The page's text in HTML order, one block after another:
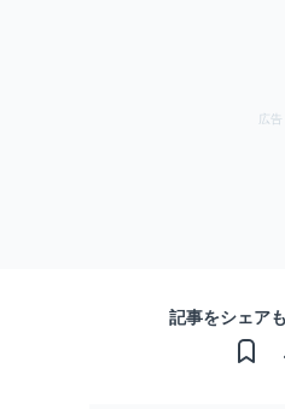
記事をシェア